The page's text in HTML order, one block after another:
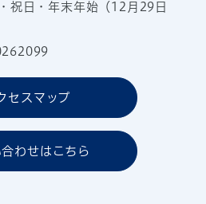
祝日・年末年始（12月29日
セスマップ
わせはこちら